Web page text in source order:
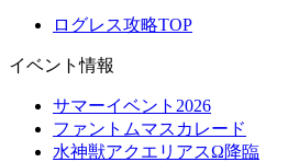
ログレス攻略TOP
イベント情報
サマーイベント2026
ファントムマスカレード
水神獣アクエリアスΩ降臨